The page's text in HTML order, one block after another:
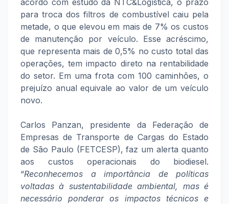
acordo com estudo da NTC&Logística, o prazo
para troca dos filtros de combustível caiu pela
metade, o que elevou em mais de 7% os custos
de manutenção por veículo. Esse acréscimo,
que representa mais de 0,5% no custo total das
operações, tem impacto direto na rentabilidade
do setor. Em uma frota com 100 caminhões, o
prejuízo anual equivale ao valor de um veículo
novo.
Carlos Panzan, presidente da Federação de
Empresas de Transporte de Cargas do Estado
de São Paulo (FETCESP), faz um alerta quanto
aos custos operacionais do biodiesel.
“Reconhecemos a importância de políticas
voltadas à sustentabilidade ambiental, mas é
necessário ponderar os impactos técnicos e